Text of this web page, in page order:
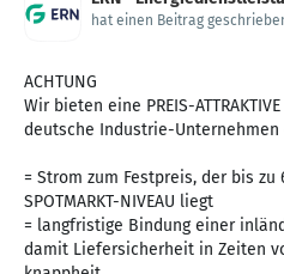
hat einen Beitrag
ACHTUNG
Wir bieten eine PREIS-
deutsche Industrie-
= Strom zum Festpreis, der bis zu
SPOTMARKT-NIVEAU liegt
= langfristige Bindung einer
damit Liefersicherheit in Zeiten